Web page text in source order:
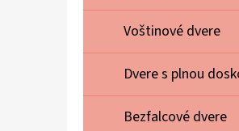
Ó
I
Voštinové dvere
Dvere s plnou
Bezfalcové dvere